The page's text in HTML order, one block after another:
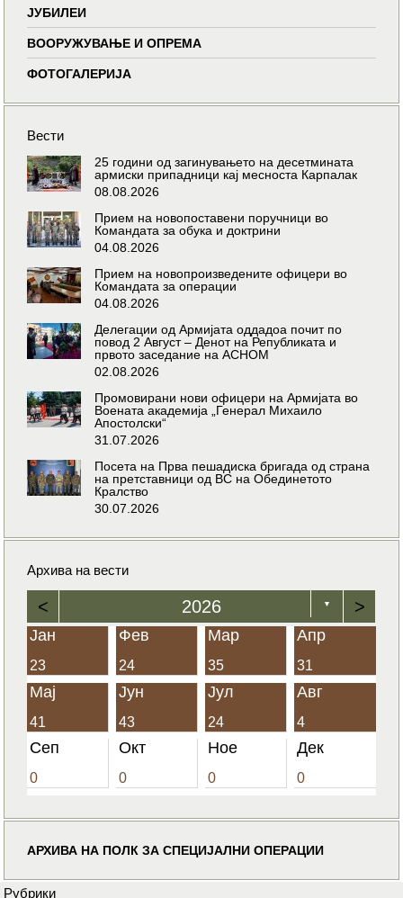
ЈУБИЛЕИ
ВООРУЖУВАЊЕ И ОПРЕМА
ФОТОГАЛЕРИЈА
Вести
25 години од загинувањето на десетмината
армиски припадници кај месноста Карпалак
08.08.2026
Прием на новопоставени поручници во
Командата за обука и доктрини
04.08.2026
Прием на новопроизведените офицери во
Командата за операции
04.08.2026
Делегации од Армијата оддадоа почит по
повод 2 Август – Денот на Републиката и
првото заседание на АСНОМ
02.08.2026
Промовирани нови офицери на Армијата во
Воената академија „Генерал Михаило
Апостолски“
31.07.2026
Посета на Прва пешадиска бригада од страна
на претставници од ВС на Обединетото
Кралство
30.07.2026
Архива на вести
< 2026 ▼ >
Јан
23
Фев
24
Мар
35
Апр
31
Мај
41
Јун
43
Јул
24
Авг
4
Сеп
0
Окт
0
Ное
0
Дек
0
АРХИВА НА ПОЛК ЗА СПЕЦИЈАЛНИ ОПЕРАЦИИ
Рубрики